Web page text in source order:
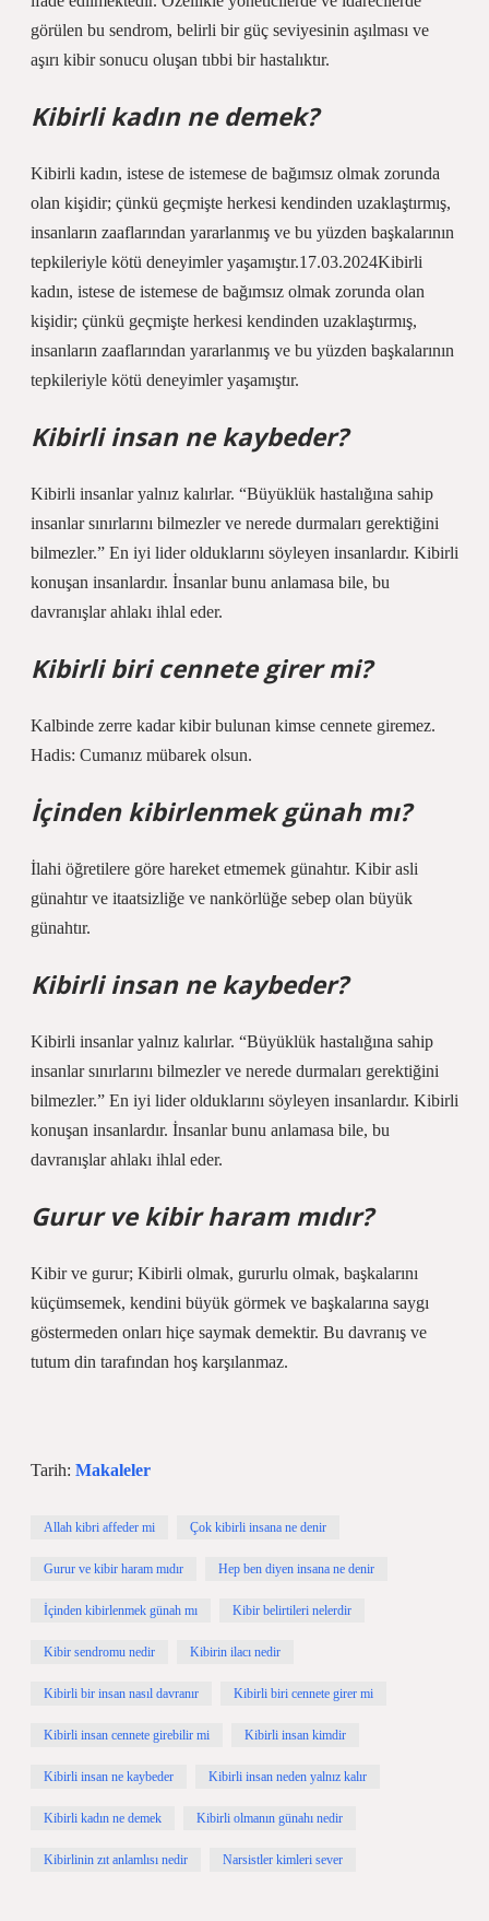
görülen bu sendrom, belirli bir güç seviyesinin aşılması ve
aşırı kibir sonucu oluşan tıbbi bir hastalıktır.
Kibirli kadın ne demek?
Kibirli kadın, istese de istemese de bağımsız olmak zorunda
olan kişidir; çünkü geçmişte herkesi kendinden uzaklaştırmış,
insanların zaaflarından yararlanmış ve bu yüzden başkalarının
tepkileriyle kötü deneyimler yaşamıştır.17.03.2024Kibirli
kadın, istese de istemese de bağımsız olmak zorunda olan
kişidir; çünkü geçmişte herkesi kendinden uzaklaştırmış,
insanların zaaflarından yararlanmış ve bu yüzden başkalarının
tepkileriyle kötü deneyimler yaşamıştır.
Kibirli insan ne kaybeder?
Kibirli insanlar yalnız kalırlar. “Büyüklük hastalığına sahip
insanlar sınırlarını bilmezler ve nerede durmaları gerektiğini
bilmezler.” En iyi lider olduklarını söyleyen insanlardır. Kibirli
konuşan insanlardır. İnsanlar bunu anlamasa bile, bu
davranışlar ahlakı ihlal eder.
Kibirli biri cennete girer mi?
Kalbinde zerre kadar kibir bulunan kimse cennete giremez.
Hadis: Cumanız mübarek olsun.
İçinden kibirlenmek günah mı?
İlahi öğretilere göre hareket etmemek günahtır. Kibir asli
günahtır ve itaatsizliğe ve nankörlüğe sebep olan büyük
günahtır.
Kibirli insan ne kaybeder?
Kibirli insanlar yalnız kalırlar. “Büyüklük hastalığına sahip
insanlar sınırlarını bilmezler ve nerede durmaları gerektiğini
bilmezler.” En iyi lider olduklarını söyleyen insanlardır. Kibirli
konuşan insanlardır. İnsanlar bunu anlamasa bile, bu
davranışlar ahlakı ihlal eder.
Gurur ve kibir haram mıdır?
Kibir ve gurur; Kibirli olmak, gururlu olmak, başkalarını
küçümsemek, kendini büyük görmek ve başkalarına saygı
göstermeden onları hiçe saymak demektir. Bu davranış ve
tutum din tarafından hoş karşılanmaz.
Tarih: Makaleler
Allah kibri affeder mi Çok kibirli insana ne denir
Gurur ve kibir haram mıdır Hep ben diyen insana ne denir
İçinden kibirlenmek günah mı Kibir belirtileri nelerdir
Kibir sendromu nedir Kibirin ilacı nedir
Kibirli bir insan nasıl davranır Kibirli biri cennete girer mi
Kibirli insan cennete girebilir mi Kibirli insan kimdir
Kibirli insan ne kaybeder Kibirli insan neden yalnız kalır
Kibirli kadın ne demek Kibirli olmanın günahı nedir
Kibirlinin zıt anlamlısı nedir Narsistler kimleri sever